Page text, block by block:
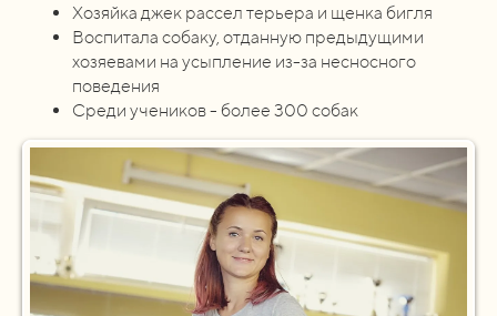
Хозяйка джек рассел терьера и щенка бигля
Воспитала собаку, отданную предыдущими
хозяевами на усыпление из-за несносного
поведения
Среди учеников - более 300 собак